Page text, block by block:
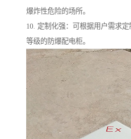
爆炸性危险的场所。
10. 定制化强：可根据用户需求
等级的防爆配电柜。